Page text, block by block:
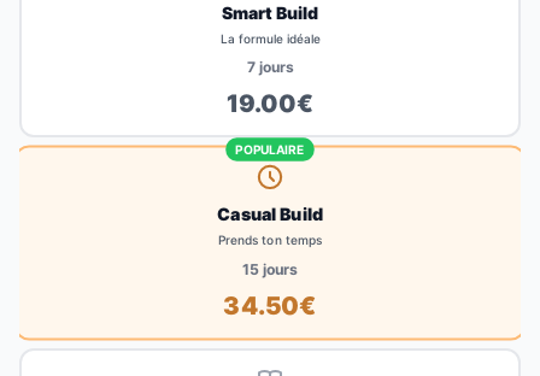
Smart Build
La formule idéale
7jours
19.00€
POPULAIRE
Casual Build
Prends ton temps
15jours
34.50€